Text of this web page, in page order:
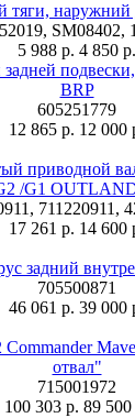
тяги, наружний
SM08402,
5 988 р. 4 850 р.
BRP
605251779
12 865 р. 12 000
приводной
/G1
711220911,
17 261 р. 14 600
задний
705500871
46 061 р. 39 000
отвал"
715001972
100 303 р. 89 500